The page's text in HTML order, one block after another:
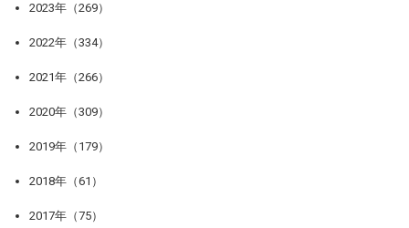
2023年（269）
2022年（334）
2021年（266）
2020年（309）
2019年（179）
2018年（61）
2017年（75）